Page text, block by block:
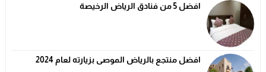
افضل 5 من فنادق الرياض الرخيصة
افضل منتجع بالرياض الموصى بزيارته لعام 2024